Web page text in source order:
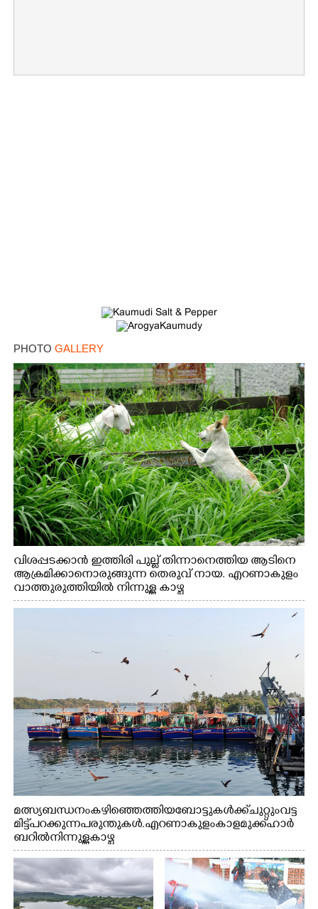
PHOTO GALLERY
വിശപ്പടക്കാൻ ഇത്തിരി പുല്ല് തിന്നാനെത്തിയ ആടിനെ
ആക്രമിക്കാനൊരുങ്ങുന്ന തെരുവ് നായ. എറണാകുളം
വാത്തുരുത്തിയിൽ നിന്നുള്ള കാഴ്ച
മത്സ്യബന്ധനം കഴിഞ്ഞെത്തിയ ബോട്ടുകൾക്ക് ചുറ്റും വട്ട
മിട്ട് പറക്കുന്ന പരുന്തുകൾ. എറണാകുളം കാളമുക്ക് ഹാർ
ബറിൽ നിന്നുള്ള കാഴ്ച